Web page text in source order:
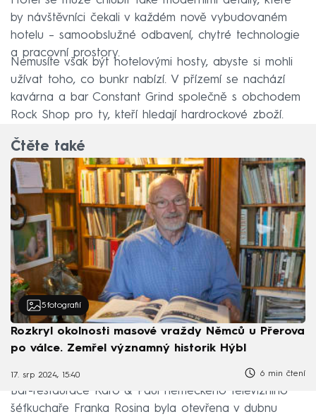
by návštěvníci čekali v každém nově vybudovaném
hotelu – samoobslužné odbavení, chytré technologie
a pracovní prostory.
Nemusíte však být hotelovými hosty, abyste si mohli
užívat toho, co bunkr nabízí. V přízemí se nachází
kavárna a bar Constant Grind společně s obchodem
Rock Shop pro ty, kteří hledají hardrockové zboží.
Čtěte také
5 fotografií
Rozkryl okolnosti masové vraždy Němců u Přerova
po válce. Zemřel významný historik Hýbl
17. srp 2024, 15:40 6 min čtení
Bar-restaurace Karo & Paul německého televizního
šéfkuchaře Franka Rosina byla otevřena v dubnu